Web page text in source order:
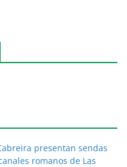
presentan sendas
romanos de Las